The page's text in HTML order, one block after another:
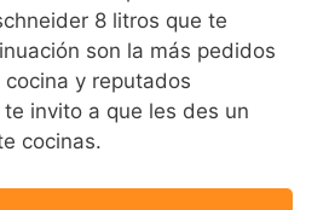
8 litros que te
son la más pedidos
y reputados
invito a que les des un
cocinas.